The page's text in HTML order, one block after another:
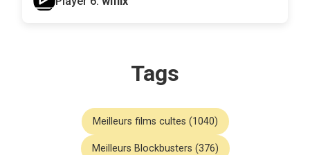
Tags
Meilleurs films cultes (1040)
Meilleurs Blockbusters (376)